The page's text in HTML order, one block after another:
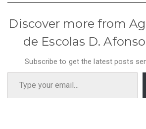
Discover more from
de Escolas D.
Subscribe to get the latest posts
Type your email…